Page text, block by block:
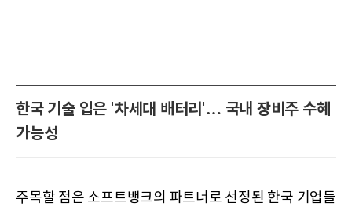
한국 기술 입은 '차세대 배터리 '… 국내 장비주 수혜
가능성
주목할 점은 소프트뱅크의 파트너로 선정된 한국 기업들